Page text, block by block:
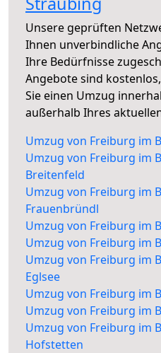
Unsere geprüften
Ihnen unverbindliche
Ihre Bedürfnisse
Angebote sind
Sie einen Umzug
außerhalb Ihres
Umzug von Freiburg im
Umzug von Freiburg im
Breitenfeld
Umzug von Freiburg im
Frauenbründl
Umzug von Freiburg im
Umzug von Freiburg im
Umzug von Freiburg im
Eglsee
Umzug von Freiburg im
Umzug von Freiburg im
Umzug von Freiburg im
Hofstetten